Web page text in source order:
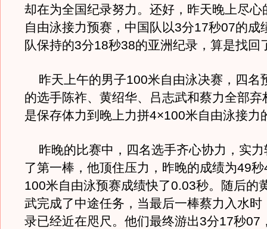
却在为全国纪录努力。还好，昨天晚上尽
自由泳接力预赛，中国队以3分17秒07的成
队保持的3分18秒38的亚洲纪录，算是找回
昨天上午的男子100米自由泳决赛，四名
的选手陈祚、黄绍华、吕志武和蔡力全部弃
是保存体力到晚上力拼4×100米自由泳接力
昨晚的比赛中，四名选手齐心协力，实力
了第一棒，他顶住压力，昨晚的成绩为49
100米自由泳预赛成绩快了0.03秒。随后的
武完成了中途任务，当最后一棒蔡力入水时
录已经近在咫尺。他们最终游出3分17秒07